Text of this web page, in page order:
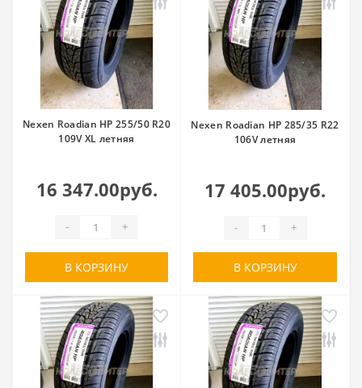
Nexen Roadian HP 255/50 R20
109V XL летняя
16 347.00руб.
- +
В КОРЗИНУ
Nexen Roadian HP 285/35 R22
106V летняя
17 405.00руб.
- +
В КОРЗИНУ